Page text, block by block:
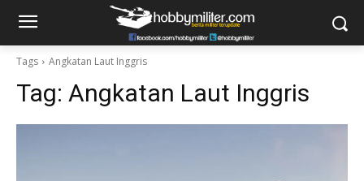
Tags Angkatan Laut Inggris
Tag: Angkatan Laut Inggris